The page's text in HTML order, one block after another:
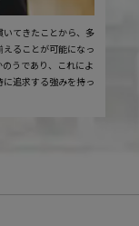
てきたことから、多
ることが可能になっ
うであり、これによ
追求する強みを持っ